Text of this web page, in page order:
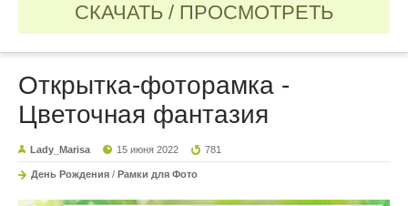
СКАЧАТЬ / ПРОСМОТРЕТЬ
Открытка-фоторамка -
Цветочная фантазия
Lady_Marisa 15 июня 2022 781
День Рождения / Рамки для Фото